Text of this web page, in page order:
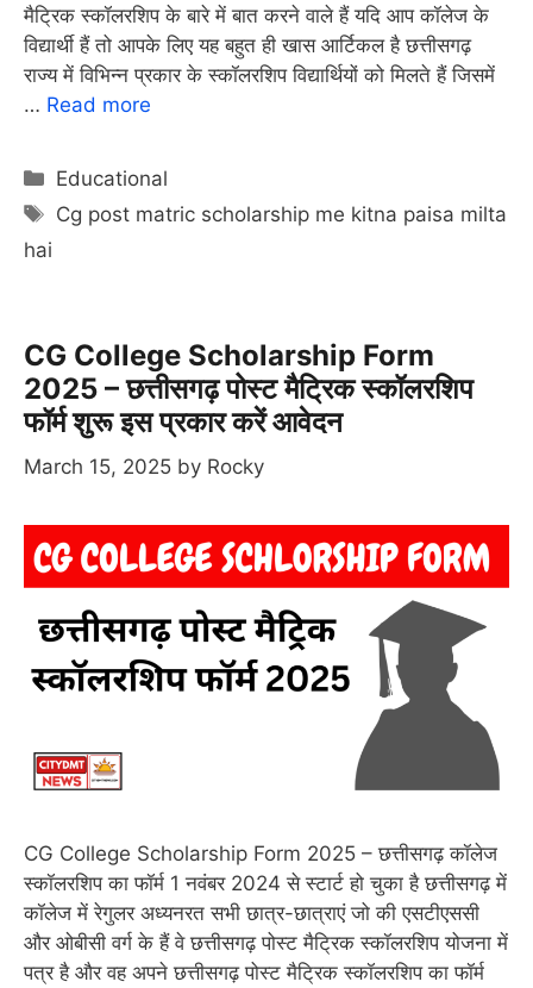
मैट्रिक स्कॉलरशिप के बारे में बात करने वाले हैं यदि आप कॉलेज के
विद्यार्थी हैं तो आपके लिए यह बहुत ही खास आर्टिकल है छत्तीसगढ़
राज्य में विभिन्न प्रकार के स्कॉलरशिप विद्यार्थियों को मिलते हैं जिसमें
… Read more
Categories
Educational
Tags
Cg post matric scholarship me kitna paisa milta
hai
CG College Scholarship Form
2025 – छत्तीसगढ़ पोस्ट मैट्रिक स्कॉलरशिप
फॉर्म शुरू इस प्रकार करें आवेदन
March 15, 2025 by Rocky
CG College Scholarship Form 2025 – छत्तीसगढ़ कॉलेज
स्कॉलरशिप का फॉर्म 1 नवंबर 2024 से स्टार्ट हो चुका है छत्तीसगढ़ में
कॉलेज में रेगुलर अध्यनरत सभी छात्र-छात्राएं जो की एसटीएससी
और ओबीसी वर्ग के हैं वे छत्तीसगढ़ पोस्ट मैट्रिक स्कॉलरशिप योजना में
पत्र है और वह अपने छत्तीसगढ़ पोस्ट मैट्रिक स्कॉलरशिप का फॉर्म